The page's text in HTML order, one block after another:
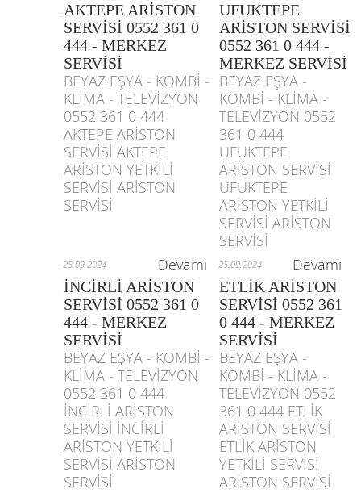
AKTEPE ARİSTON
SERVİSİ 0552 361 0
444 - MERKEZ
SERVİSİ
UFUKTEPE
ARİSTON SERVİSİ
0552 361 0 444 -
MERKEZ SERVİSİ
BEYAZ EŞYA - KOMBİ -
KLİMA - TELEVİZYON
0552 361 0 444
AKTEPE ARİSTON
SERVİSİ AKTEPE
ARİSTON YETKİLİ
SERVİSİ ARİSTON
SERVİSİ
BEYAZ EŞYA -
KOMBİ - KLİMA -
TELEVİZYON 0552
361 0 444
UFUKTEPE
ARİSTON SERVİSİ
UFUKTEPE
ARİSTON YETKİLİ
SERVİSİ ARİSTON
SERVİSİ
25.09.2024 Devamı 25.09.2024 Devamı
İNCİRLİ ARİSTON
SERVİSİ 0552 361 0
444 - MERKEZ
SERVİSİ
ETLİK ARİSTON
SERVİSİ 0552 361
0 444 - MERKEZ
SERVİSİ
BEYAZ EŞYA - KOMBİ -
KLİMA - TELEVİZYON
0552 361 0 444
İNCİRLİ ARİSTON
SERVİSİ İNCİRLİ
ARİSTON YETKİLİ
SERVİSİ ARİSTON
SERVİSİ
BEYAZ EŞYA -
KOMBİ - KLİMA -
TELEVİZYON 0552
361 0 444 ETLİK
ARİSTON SERVİSİ
ETLİK ARİSTON
YETKİLİ SERVİSİ
ARİSTON SERVİSİ